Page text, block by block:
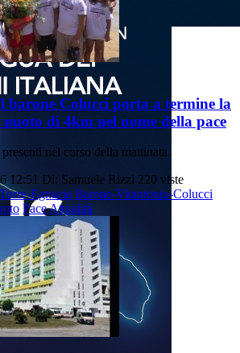
barone Colucci porta a termine la
di 4km nel nome della pace
nel corso della mattinata.
12:51 Di: Samuele Rizzi 220 viste
Egnazia Barone-Vitantonio-Colucci
PaceAttualità